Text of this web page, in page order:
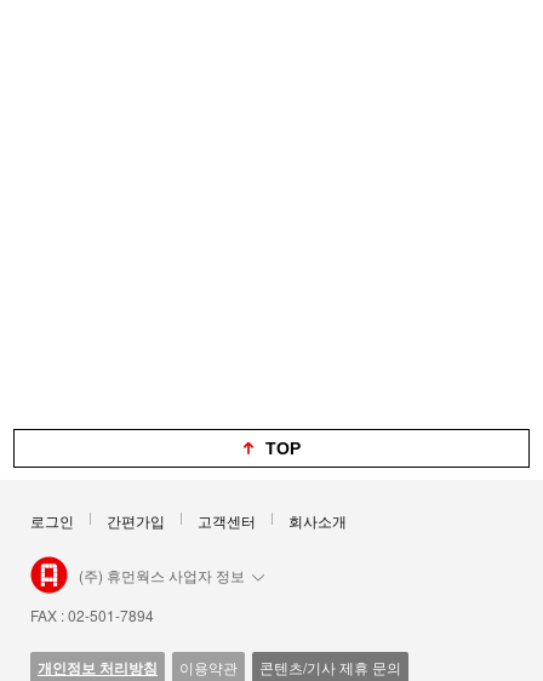
TOP
로그인 간편가입 고객센터 회사소개
(주) 휴먼웍스 사업자 정보
FAX : 02-501-7894
개인정보 처리방침 이용약관 콘텐츠/기사 제휴 문의